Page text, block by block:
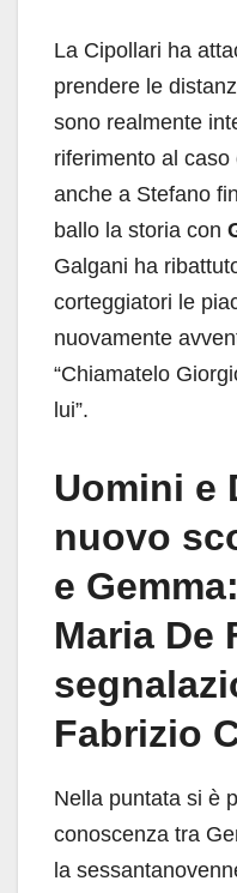
La Cipollari ha
prendere le
sono realmente
riferimento al caso
anche a Stefano
ballo la storia con
Galgani ha
corteggiatori le
nuovamente
“Chiamatelo
lui”.
Uomini e
nuovo
e
Maria De
Fabrizio
Nella puntata si è
conoscenza tra
la